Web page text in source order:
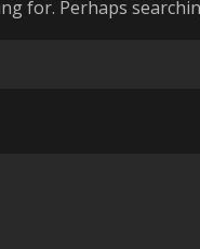
for. Perhaps